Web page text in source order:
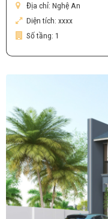
Địa chỉ: Nghệ An
Diện tích: xxxx
Số tầng: 1